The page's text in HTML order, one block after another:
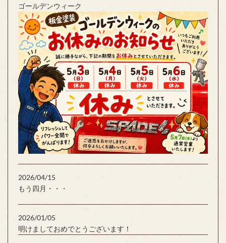
ゴールデンウィーク
2026/04/15
もう四月・・・
2026/01/05
明けましておめでとうございます！